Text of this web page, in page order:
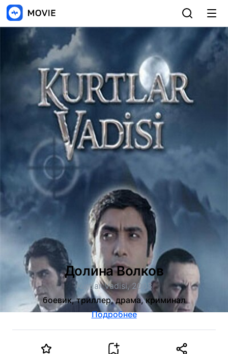
Долина Волков
Kurtlar Vadisi, 2003
боевик, триллер, драма, криминал
Подробнее